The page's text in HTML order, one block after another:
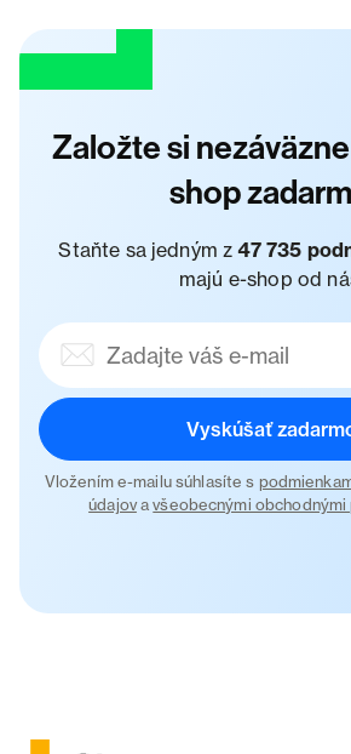
Založte si
shop
Staňte sa jedným z47 735
majú e-shop od
Vyskúšať
Vložením e-mailu súhlasíte s
údajovavšeobecnými obchodnými